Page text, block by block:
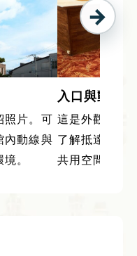
照片。可
內動線與
。
入口與動線
這是外觀・館
了解抵達時的
共用空間，事